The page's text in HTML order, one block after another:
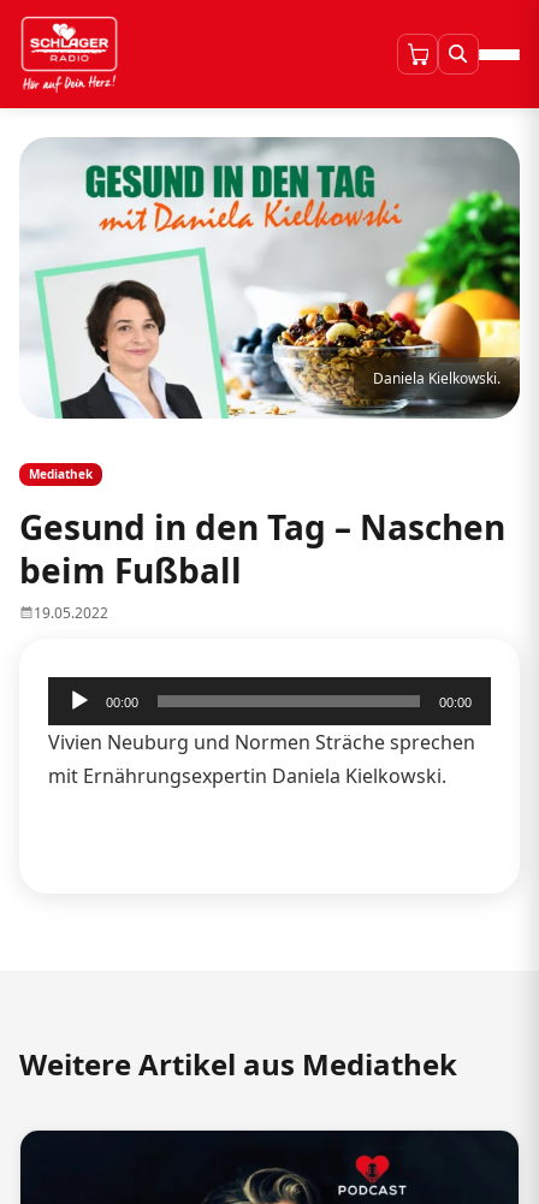
Daniela Kielkowski.
Mediathek
Gesund in den Tag – Naschen
beim Fußball
19.05.2022
Audio-
Player
00:00 00:00
Vivien Neuburg und Normen Sträche sprechen
mit Ernährungsexpertin Daniela Kielkowski.
Weitere Artikel aus Mediathek